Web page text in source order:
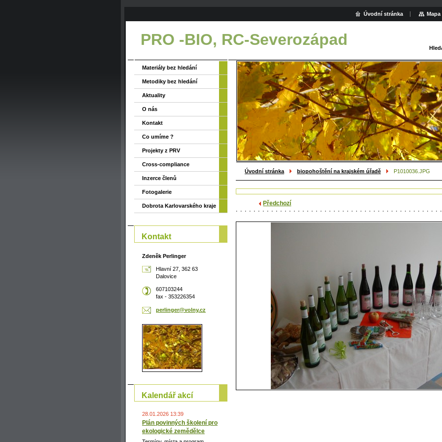
PRO -BIO, RC-Severozápad
Úvodní stránka biopohoštění na krajském úřadě P1010036.JPG
Předchozí
Materiály bez hledání
Metodiky bez hledání
Aktuality
O nás
Kontakt
Co umíme ?
Projekty z PRV
Cross-compliance
Inzerce členů
Fotogalerie
Dobrota Karlovarského kraje
Kontakt
Zdeněk Perlinger
Hlavní 27, 362 63
Dalovice
607103244
fax - 353226354
perlinger@volny.cz
Kalendář akcí
28.01.2026 13:39
Plán povinných školení pro
ekologické zemědělce
Úvodní stránka